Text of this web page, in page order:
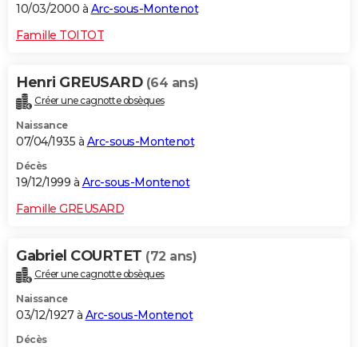
10/03/2000 à Arc-sous-Montenot
Famille TOITOT
Henri GREUSARD (64 ans)
Créer une cagnotte obsèques
Naissance
07/04/1935 à Arc-sous-Montenot
Décès
19/12/1999 à Arc-sous-Montenot
Famille GREUSARD
Gabriel COURTET (72 ans)
Créer une cagnotte obsèques
Naissance
03/12/1927 à Arc-sous-Montenot
Décès